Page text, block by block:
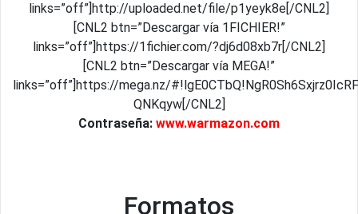
links=”off”]http://uploaded.net/file/p1yeyk8e[/CNL2]
[CNL2 btn=”Descargar vía 1FICHIER!”
links=”off”]https://1fichier.com/?dj6d08xb7r[/CNL2]
[CNL2 btn=”Descargar vía MEGA!”
links=”off”]https://mega.nz/
QNKqyw[/CNL2]
Contraseña: www.warmazon.com
Formatos